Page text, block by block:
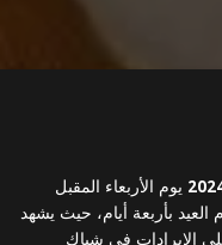
يوم الأربعاء المقبل
العيد بأربعة أيام، حيث يشهد
أعلى الإيرادات في شباك